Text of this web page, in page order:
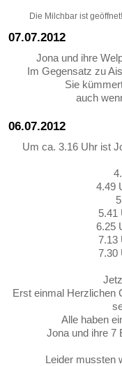
Die Milchbar ist geöffnet!
07.07.2012
Jona und ihre
Im Gegensatz zu
Sie
auch
06.07.2012
Um ca. 3.16 Uhr ist
4.49
5.41
6.25
7.13
7.30
Erst einmal Herzlichen
Alle haben
Jona und ihre 7
Leider